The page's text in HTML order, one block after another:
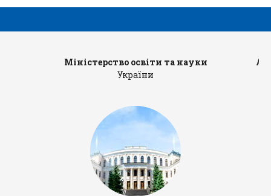
Міністерство освіти та науки
України